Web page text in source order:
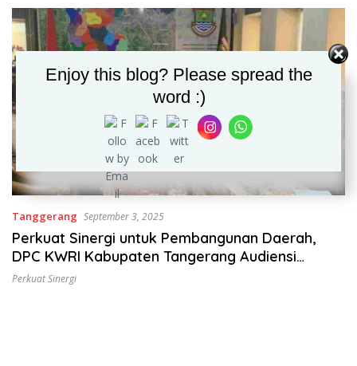
Tanggerang September 3, 2025
Perkuat Sinergi untuk Pembangunan Daerah,
DPC KWRI Kabupaten Tangerang Audiensi
dengan Bupati
Perkuat Sinergi
Enjoy this blog? Please spread the
word :)